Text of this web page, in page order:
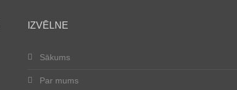
IZVĒLNE
Sākums
Par mums